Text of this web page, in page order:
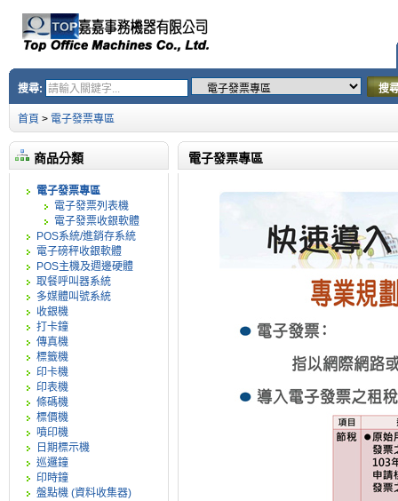
搜尋: 搜
首頁 > 電子發票專區
商品分類
電子發票專區
電子發票列表機
電子發票收銀軟體
POS系統/進銷存系統
電子磅秤收銀軟體
POS主機及週邊硬體
取餐呼叫器系統
多媒體叫號系統
收銀機
打卡鐘
傳真機
標籤機
印卡機
印表機
條碼機
標價機
噴印機
日期標示機
巡邏鐘
印時鐘
盤點機 (資料收集器)
電子發票專區